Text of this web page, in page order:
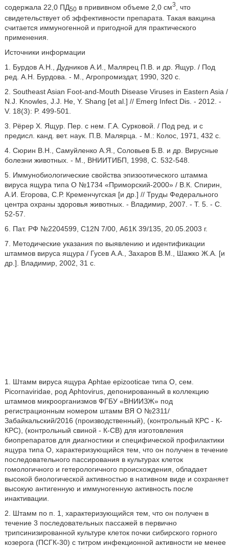
содержала 22,0 ПД50в прививном объеме 2,0 см3
, что
свидетельствует об эффективности препарата. Такая вакцина
считается иммуногенной и пригодной для практического
применения.
Источники информации
1. Бурдов А.Н., Дудников А.И., Малярец П.В. и др. Ящур. / Под
ред. А.Н. Бурдова. - М., Агропромиздат, 1990, 320 с.
2. Southeast Asian Foot-and-Mouth Disease Viruses in Eastern Asia /
N.J. Knowles, J.J. He, Y. Shang [et al.] // Emerg Infect Dis. - 2012. -
V. 18(3): P. 499-501.
3. Рёрер X. Ящур. Пер. с нем. Г.А. Сурковой. / Под ред. и с
предисл. канд. вет. наук. П.В. Малярца. - М.: Колос, 1971, 432 с.
4. Сюрин В.Н., Самуйленко А.Я., Соловьев Б.В. и др. Вирусные
болезни животных. - М., ВНИИТИБП, 1998, С. 532-548.
5. Иммунобиологические свойства эпизоотического штамма
вируса ящура типа О №1734 «Приморский-2000» / В.К. Спирин,
А.И. Егорова, С.Р. Кременчугская [и др.] // Труды Федерального
центра охраны здоровья животных. - Владимир, 2007. - Т. 5. - С.
52-57.
6. Пат. РФ №2204599, C12N 7/00, А61К 39/135, 20.05.2003 г.
7. Методические указания по выявлению и идентификации
штаммов вируса ящура / Гусев А.А., Захаров В.М., Шажко Ж.А. [и
др.]. Владимир, 2002, 31 с.
1. Штамм вируса ящура Aphtae epizooticae типа О, сем.
Picornaviridae, род Aphtovirus, депонированный в коллекцию
штаммов микроорганизмов ФГБУ «ВНИИЗЖ» под
регистрационным номером штамм ВЯ О №2311/
Забайкальский/2016 (производственный), (контрольный КРС - К-
КРС), (контрольный свиной - К-СВ) для изготовления
биопрепаратов для диагностики и специфической профилактики
ящура типа О, характеризующийся тем, что он получен в течение
последовательного пассирования в культурах клеток
гомологичного и гетерологичного происхождения, обладает
высокой биологической активностью в нативном виде и сохраняет
высокую антигенную и иммуногенную активность после
инактивации.
2. Штамм по п. 1, характеризующийся тем, что он получен в
течение 3 последовательных пассажей в первично
трипсинизированной культуре клеток почки сибирского горного
козерога (ПСГК-30) с титром инфекционной активности не менее